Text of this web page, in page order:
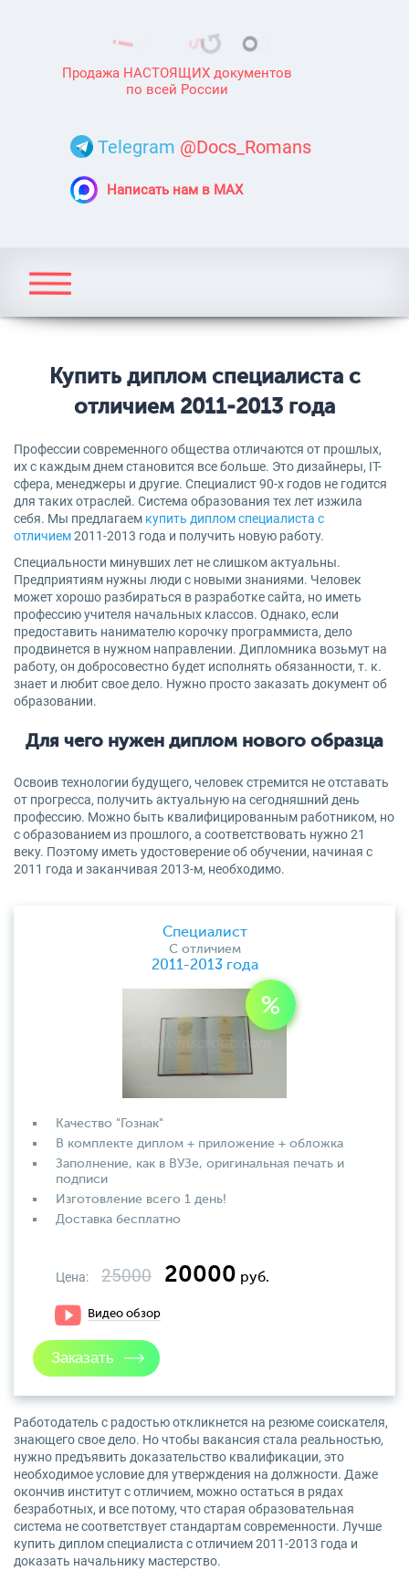
Продажа НАСТОЯЩИХ документов
по всей России
Telegram @Docs_Romans
Написать нам в MAX
Купить диплом специалиста с
отличием 2011-2013 года
Профессии современного общества отличаются от прошлых,
их с каждым днем становится все больше. Это дизайнеры, IT-
сфера, менеджеры и другие. Специалист 90-х годов не годится
для таких отраслей. Система образования тех лет изжила
себя. Мы предлагаем купить диплом специалиста с
отличием2011-2013 года и получить новую работу.
Специальности минувших лет не слишком актуальны.
Предприятиям нужны люди с новыми знаниями. Человек
может хорошо разбираться в разработке сайта, но иметь
профессию учителя начальных классов. Однако, если
предоставить нанимателю корочку программиста, дело
продвинется в нужном направлении. Дипломника возьмут на
работу, он добросовестно будет исполнять обязанности, т. к.
знает и любит свое дело. Нужно просто заказать документ об
образовании.
Для чего нужен диплом нового образца
Освоив технологии будущего, человек стремится не отставать
от прогресса, получить актуальную на сегодняшний день
профессию. Можно быть квалифицированным работником, но
с образованием из прошлого, а соответствовать нужно 21
веку. Поэтому иметь удостоверение об обучении, начиная с
2011 года и заканчивая 2013-м, необходимо.
Специалист
С отличием
2011-2013 года
Качество "Гознак"
В комплекте диплом + приложение + обложка
Заполнение, как в ВУЗе, оригинальная печать и
подписи
Изготовление всего 1 день!
Доставка бесплатно
Цена: 25000 20000 руб.
Видео обзор
Работодатель с радостью откликнется на резюме соискателя,
знающего свое дело. Но чтобы вакансия стала реальностью,
нужно предъявить доказательство квалификации, это
необходимое условие для утверждения на должности. Даже
окончив институт с отличием, можно остаться в рядах
безработных, и все потому, что старая образовательная
система не соответствует стандартам современности. Лучше
купить диплом специалиста с отличием 2011-2013 года и
доказать начальнику мастерство.